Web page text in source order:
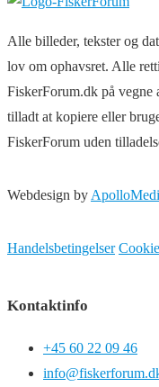
Alle billeder, tekster og
lov om ophavsret. Alle
FiskerForum.dk på
tilladt at kopiere eller
FiskerForum uden
Webdesign by
Handelsbetingelser
Kontaktinfo
+45 60 22 09 46